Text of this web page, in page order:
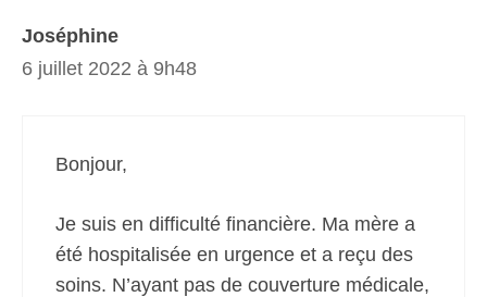
Joséphine
6 juillet 2022 à 9h48
Bonjour,
Je suis en difficulté financière. Ma mère a
été hospitalisée en urgence et a reçu des
soins. N’ayant pas de couverture médicale,